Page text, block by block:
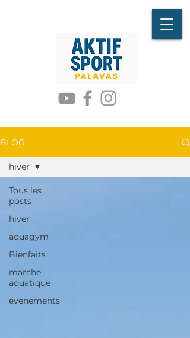
BLOG
Tous les
posts
hiver
aquagym
Bienfaits
marche
aquatique
évènements
hiver